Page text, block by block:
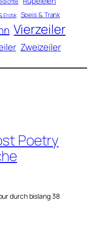
Erotik Speis & Trank
Vierzeiler
Zweizeiler
Poetry
durch bislang 38